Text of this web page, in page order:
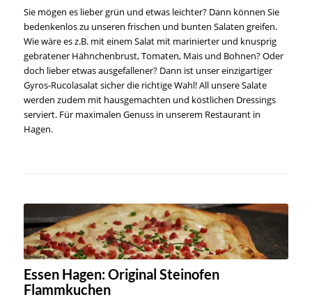
Sie mögen es lieber grün und etwas leichter? Dann können Sie
bedenkenlos zu unseren frischen und bunten Salaten greifen.
Wie wäre es z.B. mit einem Salat mit marinierter und knusprig
gebratener Hähnchenbrust, Tomaten, Mais und Bohnen? Oder
doch lieber etwas ausgefallener? Dann ist unser einzigartiger
Gyros-Rucolasalat sicher die richtige Wahl! All unsere Salate
werden zudem mit hausgemachten und köstlichen Dressings
serviert. Für maximalen Genuss in unserem Restaurant in
Hagen.
Essen Hagen: Original Steinofen
Flammkuchen